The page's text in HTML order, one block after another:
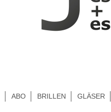
ABO BRILLEN GLÄSER